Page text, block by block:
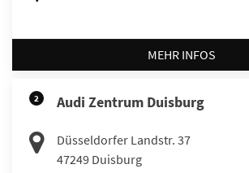
MEHR INFOS
2 Audi Zentrum Duisburg
Düsseldorfer Landstr. 37
47249 Duisburg